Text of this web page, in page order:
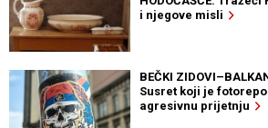
i njegove misli
BEČKI
Susret koji je
agresivnu prijetnju